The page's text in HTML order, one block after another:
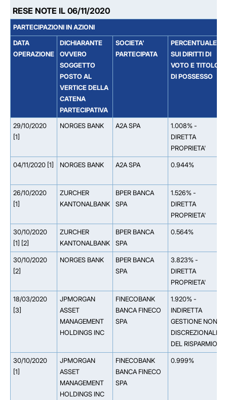
RESE NOTE IL 06/11/2020
PARTECIPAZIONI IN AZIONI
DATA
OPERAZIONE
DICHIARANTE
OVVERO
SOGGETTO
POSTO AL
VERTICE DELLA
CATENA
PARTECIPATIVA
SOCIETA'
PARTECIPATA
PERCENTUALE
SUI DIRITTI DI
VOTO E TITOLO
DI POSSESSO
29/10/2020
[1]
NORGES BANK A2A SPA
1.008% -
DIRETTA
PROPRIETA'
04/11/2020 [1] NORGES BANK A2A SPA 0.944%
26/10/2020
[1]
ZURCHER
KANTONALBANK
BPER BANCA
SPA
1.526% -
DIRETTA
PROPRIETA'
30/10/2020
[1] [2]
ZURCHER
KANTONALBANK
BPER BANCA
SPA
0.564%
30/10/2020
[2]
NORGES BANK
BPER BANCA
SPA
3.823% -
DIRETTA
PROPRIETA'
18/03/2020
[3]
JPMORGAN
ASSET
MANAGEMENT
HOLDINGS INC
FINECOBANK
BANCA FINECO
SPA
1.920% -
INDIRETTA
GESTIONE NON
DISCREZIONALE
DEL RISPARMIO
30/10/2020
[1]
JPMORGAN
ASSET
MANAGEMENT
HOLDINGS INC
FINECOBANK
BANCA FINECO
SPA
0.999%